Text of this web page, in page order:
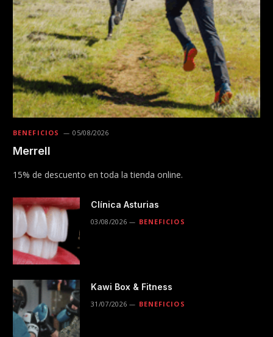
BENEFICIOS 05/08/2026
Merrell
15% de descuento en toda la tienda online.
Clínica Asturias
03/08/2026 BENEFICIOS
Kawi Box & Fitness
31/07/2026 BENEFICIOS